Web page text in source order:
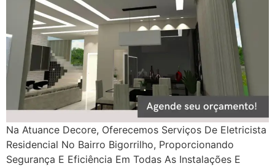
Na Atuance Decore, Oferecemos Serviços De Eletricista
Residencial No Bairro Bigorrilho, Proporcionando
Segurança E Eficiência Em Todas As Instalações E